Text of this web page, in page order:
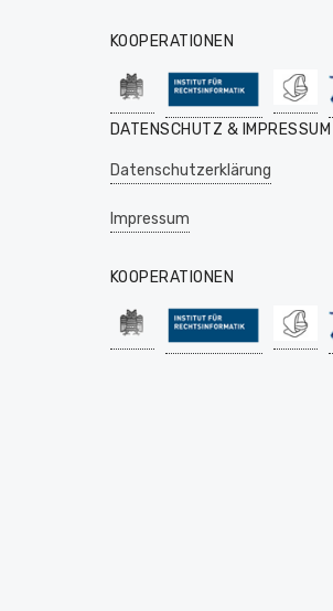
KOOPERATIONEN
DATENSCHUTZ & IMPRESSUM
Datenschutzerklärung
Impressum
KOOPERATIONEN